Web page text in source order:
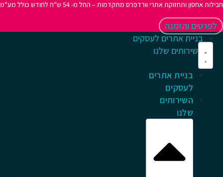
אחסון ותחזוקת אתרי וורדפרס מתקדמות – החל מ- 54 ש"ח לחודש כולל מע"מ
לפרטים והזמנה
בניית אתרים
לעסקים
השירותים
שלנו
בניית אתרים לעסקים
השירותים שלנו